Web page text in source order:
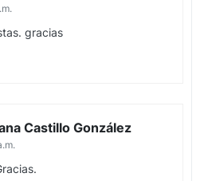
gracias
Castillo González